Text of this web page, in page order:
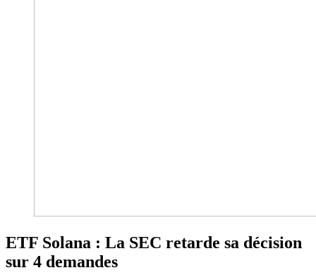
ETF Solana : La SEC retarde sa décision
sur 4 demandes